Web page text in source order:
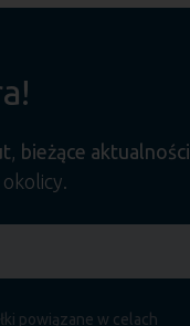
, bieżące aktualności
powiązane w celach